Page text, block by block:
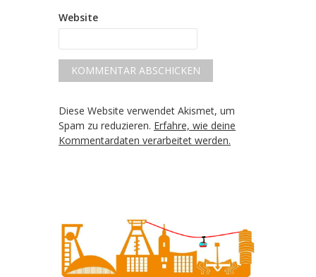
Website
Diese Website verwendet Akismet, um
Spam zu reduzieren. Erfahre, wie deine
Kommentardaten verarbeitet werden.